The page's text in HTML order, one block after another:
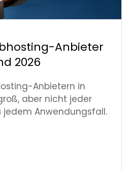
Anbieter
2026
Anbietern in
aber nicht jeder
jedem Anwendungsfall.